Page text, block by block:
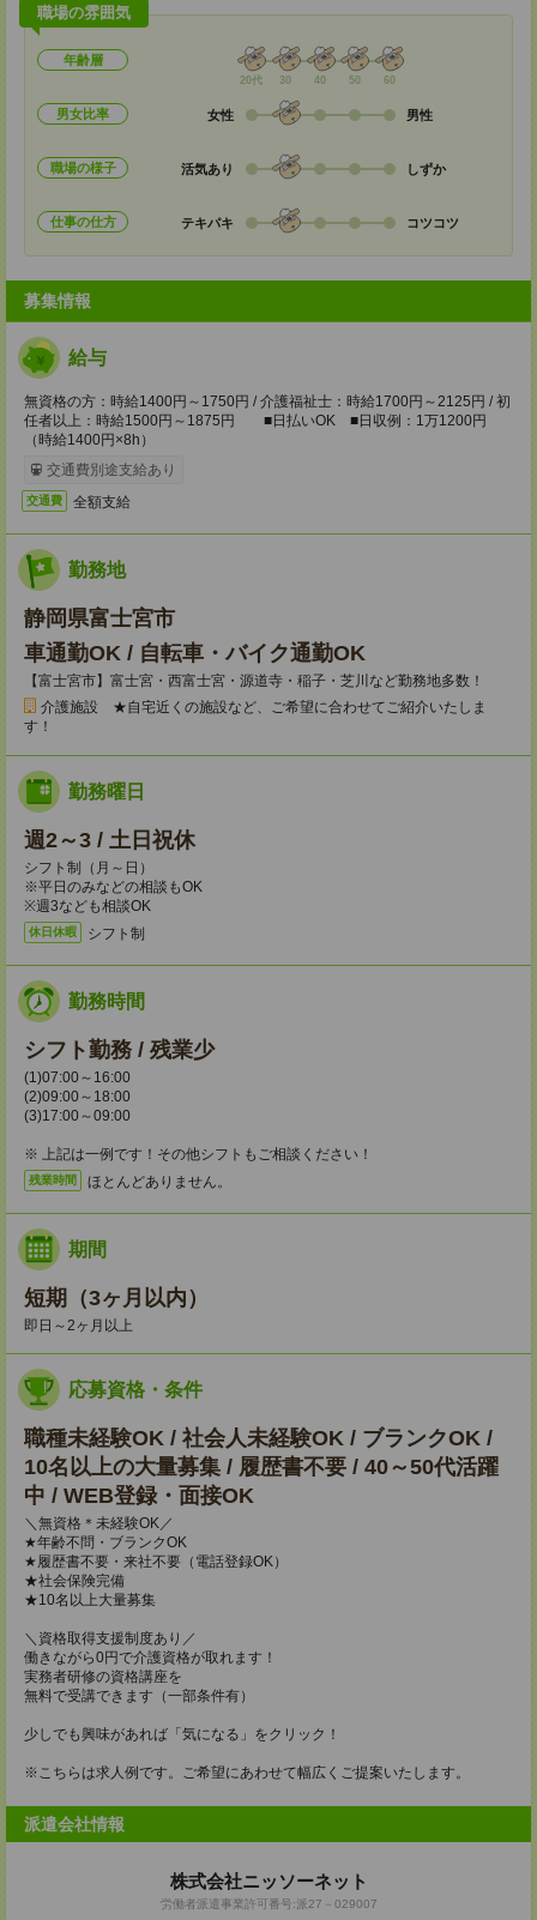
職場の雰囲気
年齢層
20代 30 40 50 60
男女比率 女性 男性
職場の様子 活気あり しずか
仕事の仕方 テキパキ コツコツ
募集情報
給与
無資格の方：時給1400円～1750円 / 介護福祉士：時給1700円～2125円 / 初
任者以上：時給1500円～1875円 ■日払いOK ■日収例：1万1200円
（時給1400円×8h）
交通費別途支給あり
交通費 全額支給
勤務地
静岡県富士宮市
車通勤OK / 自転車・バイク通勤OK
【富士宮市】富士宮・西富士宮・源道寺・稲子・芝川など勤務地多数！
介護施設 ★自宅近くの施設など、ご希望に合わせてご紹介いたしま
す！
勤務曜日
週2～3 / 土日祝休
シフト制（月～日）
※平日のみなどの相談もOK
※週3なども相談OK
休日休暇 シフト制
勤務時間
シフト勤務 / 残業少
(1)07:00～16:00
(2)09:00～18:00
(3)17:00～09:00
※ 上記は一例です！その他シフトもご相談ください！
残業時間 ほとんどありません。
期間
短期（3ヶ月以内）
即日～2ヶ月以上
応募資格・条件
職種未経験OK / 社会人未経験OK / ブランクOK /
10名以上の大量募集 / 履歴書不要 / 40～50代活躍
中 / WEB登録・面接OK
＼無資格＊未経験OK／
★年齢不問・ブランクOK
★履歴書不要・来社不要（電話登録OK）
★社会保険完備
★10名以上大量募集
＼資格取得支援制度あり／
働きながら0円で介護資格が取れます！
実務者研修の資格講座を
無料で受講できます（一部条件有）
少しでも興味があれば「気になる」をクリック！
※こちらは求人例です。ご希望にあわせて幅広くご提案いたします。
派遣会社情報
株式会社ニッソーネット
労働者派遣事業許可番号:派27－029007